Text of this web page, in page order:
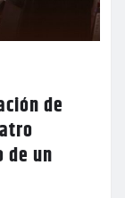
de
de un